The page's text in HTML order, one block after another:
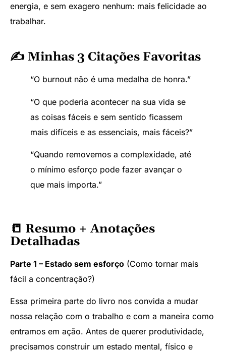
energia, e sem exagero nenhum: mais felicidade ao
trabalhar.
✍️ Minhas 3 Citações Favoritas
“O burnout não é uma medalha de honra.”
“O que poderia acontecer na sua vida se
as coisas fáceis e sem sentido ficassem
mais difíceis e as essenciais, mais fáceis?”
“Quando removemos a complexidade, até
o mínimo esforço pode fazer avançar o
que mais importa.”
📒 Resumo + Anotações
Detalhadas
Parte 1 – Estado sem esforço (Como tornar mais
fácil a concentração?)
Essa primeira parte do livro nos convida a mudar
nossa relação com o trabalho e com a maneira como
entramos em ação. Antes de querer produtividade,
precisamos construir um estado mental, físico e